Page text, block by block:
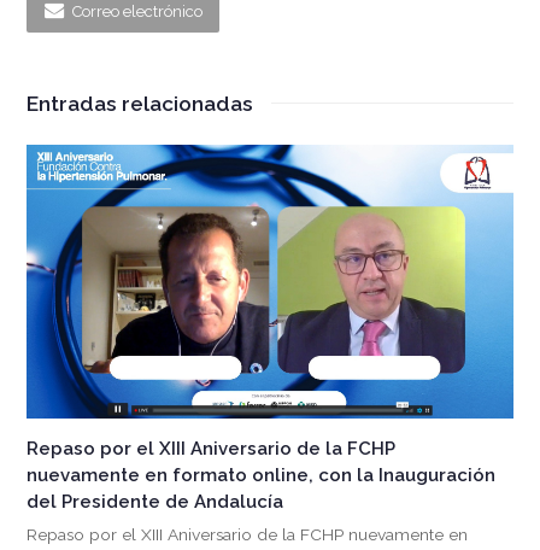
Correo electrónico
Entradas relacionadas
Repaso por el XIII Aniversario de la FCHP
nuevamente en formato online, con la Inauguración
del Presidente de Andalucía
Repaso por el XIII Aniversario de la FCHP nuevamente en